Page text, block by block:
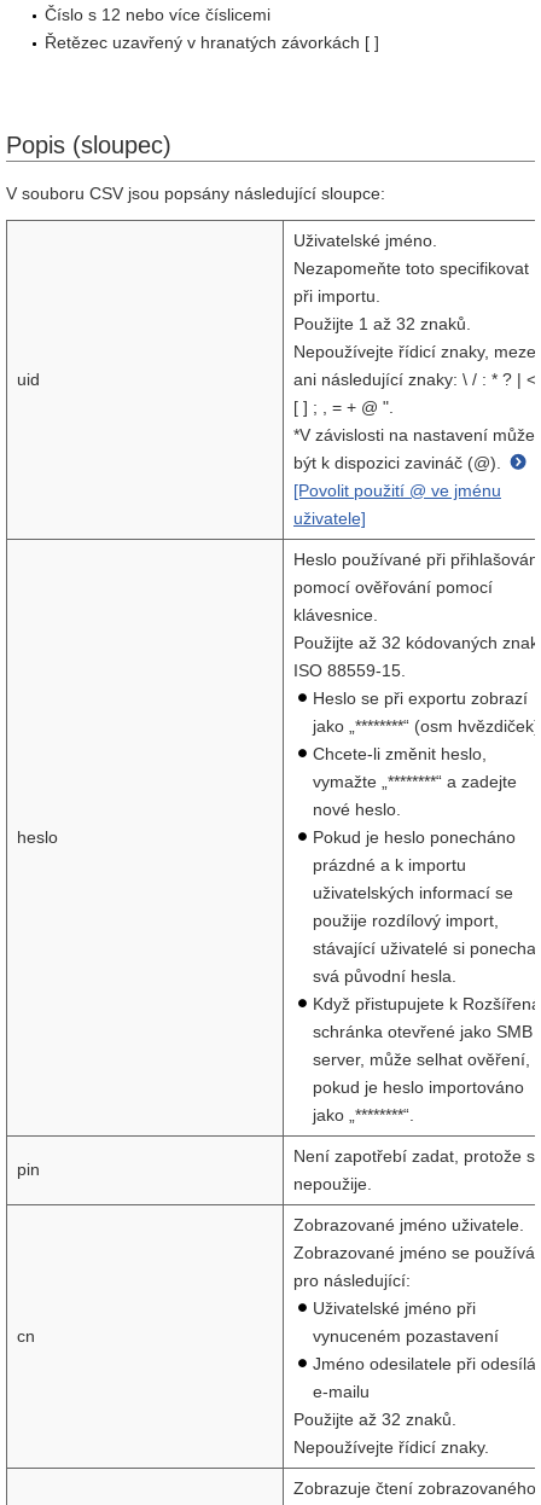
Číslo s 12 nebo více číslicemi
Řetězec uzavřený v hranatých závorkách [ ]
Popis (sloupec)
V souboru CSV jsou popsány následující sloupce:
uid
Uživatelské jméno.
Nezapomeňte toto specifikovat
při importu.
Použijte 1 až 32 znaků.
Nepoužívejte řídicí znaky,
ani následující znaky: \ / : * ? | <
[ ] ; , = + @ ".
*V závislosti na nastavení může
být k dispozici zavináč (@).
[Povolit použití @ ve jménu
uživatele]
heslo
Heslo používané při
pomocí ověřování pomocí
klávesnice.
Použijte až 32 kódovaných
ISO 88559-15.
Heslo se při exportu zobrazí
jako „********“ (osm
Chcete-li změnit heslo,
vymažte „********“ a zadejte
nové heslo.
Pokud je heslo ponecháno
prázdné a k importu
uživatelských informací se
použije rozdílový import,
stávající uživatelé si
svá původní hesla.
Když přistupujete k Rozšířená
schránka otevřené jako SMB
server, může selhat ověření,
pokud je heslo importováno
jako „********“.
pin
Není zapotřebí zadat, protože
nepoužije.
cn
Zobrazované jméno uživatele.
Zobrazované jméno se používá
pro následující:
Uživatelské jméno při
vynuceném pozastavení
Jméno odesilatele při
e-mailu
Použijte až 32 znaků.
Nepoužívejte řídicí znaky.
Zobrazuje čtení zobrazovaného